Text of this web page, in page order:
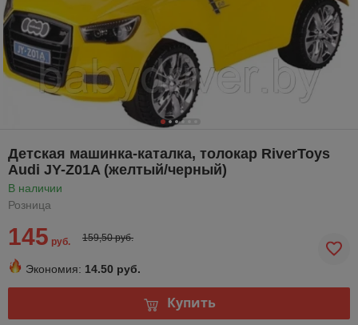
Детская машинка-каталка, толокар RiverToys
Audi JY-Z01A (желтый/черный)
В наличии
Розница
145 руб. 159,50 руб.
Экономия: 14.50 руб.
Купить